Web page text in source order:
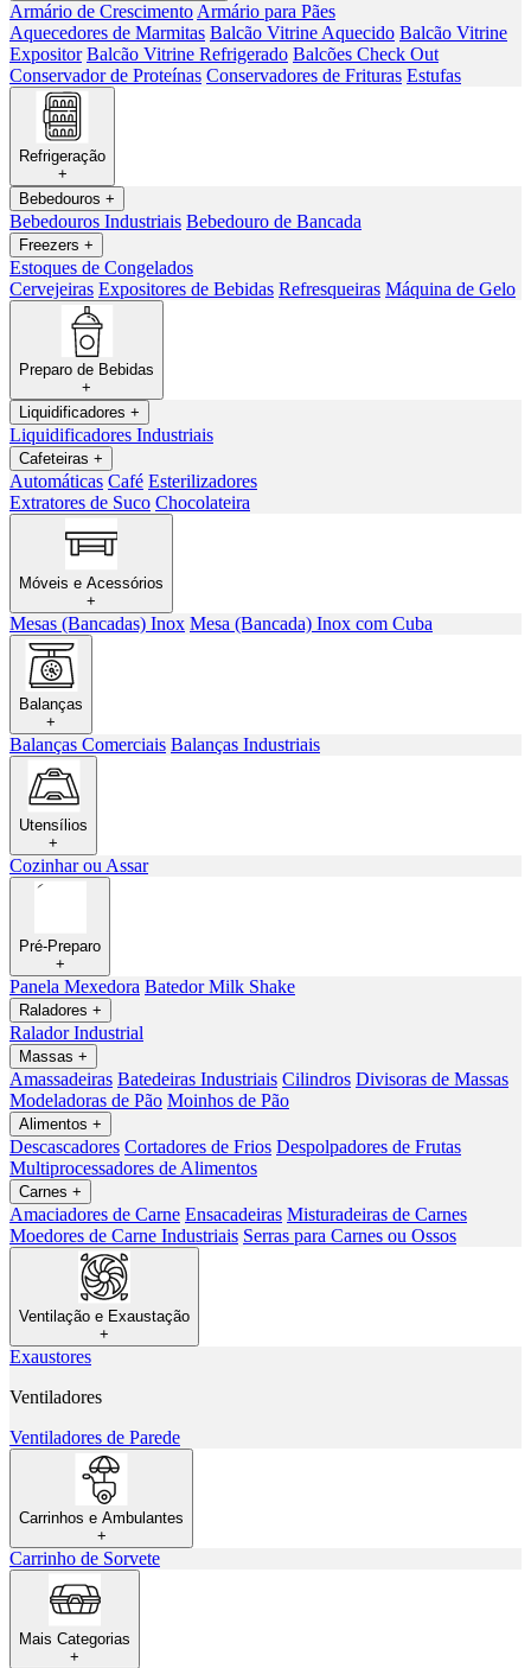
Armário de Crescimento Armário para Pães
Aquecedores de Marmitas Balcão Vitrine Aquecido Balcão Vitrine
Expositor Balcão Vitrine Refrigerado Balcões Check Out
Conservador de Proteínas Conservadores de Frituras Estufas
Refrigeração
+
Bebedouros +
Bebedouros Industriais Bebedouro de Bancada
Freezers +
Estoques de Congelados
Cervejeiras Expositores de Bebidas Refresqueiras Máquina de Gelo
Preparo de Bebidas
+
Liquidificadores +
Liquidificadores Industriais
Cafeteiras +
Automáticas Café Esterilizadores
Extratores de Suco Chocolateira
Móveis e Acessórios
+
Mesas (Bancadas) Inox Mesa (Bancada) Inox com Cuba
Balanças
+
Balanças Comerciais Balanças Industriais
Utensílios
+
Cozinhar ou Assar
Pré-Preparo
+
Panela Mexedora Batedor Milk Shake
Raladores +
Ralador Industrial
Massas +
Amassadeiras Batedeiras Industriais Cilindros Divisoras de Massas
Modeladoras de Pão Moinhos de Pão
Alimentos +
Descascadores Cortadores de Frios Despolpadores de Frutas
Multiprocessadores de Alimentos
Carnes +
Amaciadores de Carne Ensacadeiras Misturadeiras de Carnes
Moedores de Carne Industriais Serras para Carnes ou Ossos
Ventilação e Exaustação
+
Exaustores
Ventiladores
Ventiladores de Parede
Carrinhos e Ambulantes
+
Carrinho de Sorvete
Mais Categorias
+